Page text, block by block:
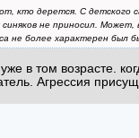
кто дерется. С
не приносил.
не более характерен был
в том возрасте.
Агрессия